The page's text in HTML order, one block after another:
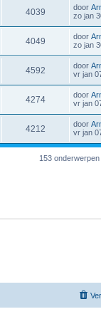
4039 door
zo jan
4049 door
zo jan
4592 door
vr jan
4274 door
vr jan
4212 door
vr jan
153 onderwerpen